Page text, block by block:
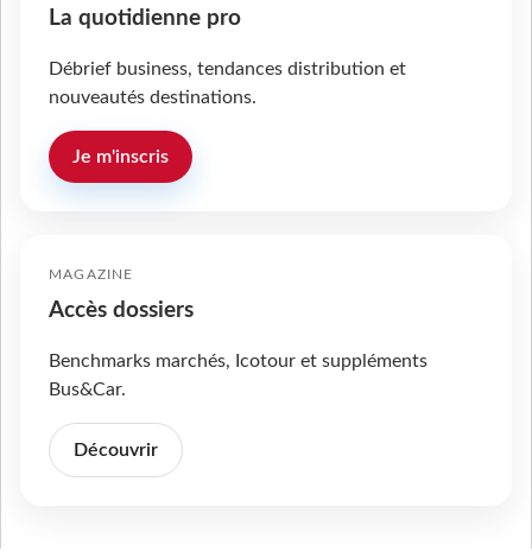
La quotidienne pro
Débrief business, tendances distribution et
nouveautés destinations.
Je m'inscris
MAGAZINE
Accès dossiers
Benchmarks marchés, Icotour et suppléments
Bus&Car.
Découvrir